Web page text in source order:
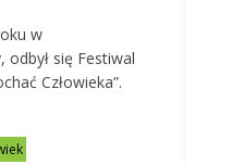
w
się Festiwal
Człowieka”.